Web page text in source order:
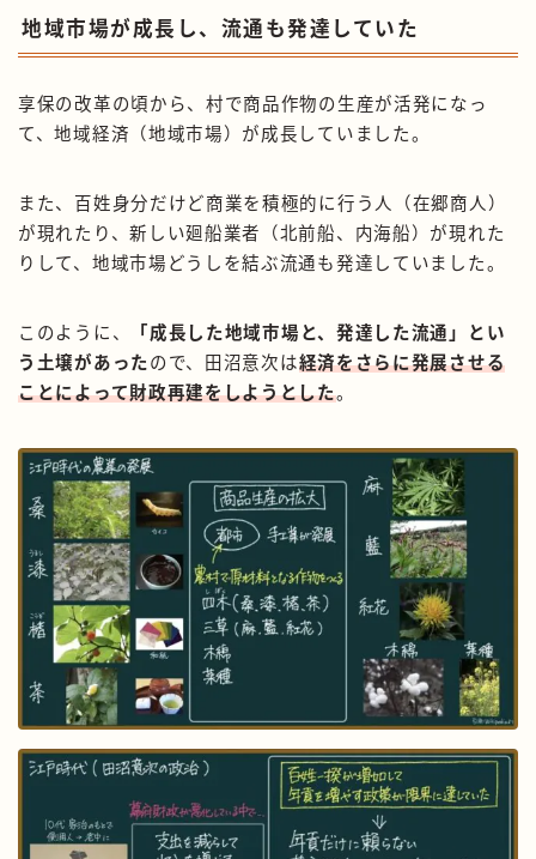
地域市場が成長し、流通も発達していた
享保の改革の頃から、村で商品作物の生産が活発になっ
て、地域経済（地域市場）が成長していました。
また、百姓身分だけど商業を積極的に行う人（在郷商人）
が現れたり、新しい廻船業者（北前船、内海船）が現れた
りして、地域市場どうしを結ぶ流通も発達していました。
このように、
「成長した地域市場と、発達した流通」とい
う土壌があった ので、田沼意次は経済をさらに発展させる
ことによって財政再建をしようとした。